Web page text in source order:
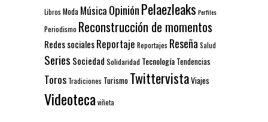
Libros Moda Música OpiniónPelaezleaks Perfiles
Periodismo Reconstrucción de momentos
Redes socialesReportaje Reportajes Reseña Salud
Series Sociedad Solidaridad Tecnología Tendencias
Toros Tradiciones Turismo TwittervistaViajes
Videoteca viñeta